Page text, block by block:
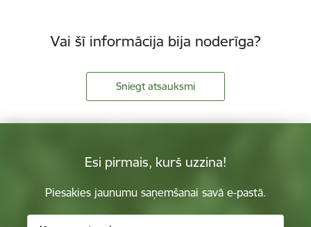
Vai šī informācija bija noderīga?
Sniegt atsauksmi
Esi pirmais, kurš uzzina!
Piesakies jaunumu saņemšanai savā e-pastā.